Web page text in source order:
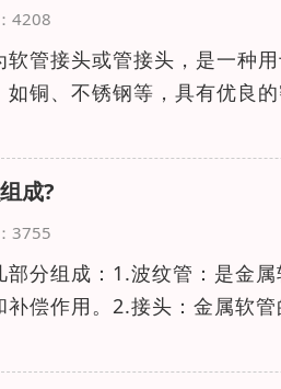
4208
管接头或管接头，是一种
铜、不锈钢等，具有优良
成?
3755
分组成：1.波纹管：是金
偿作用。2.接头：金属软